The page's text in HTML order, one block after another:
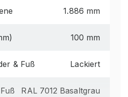
1.886 mm
100 mm
& Fuß Lackiert
RAL 7012 Basaltgrau